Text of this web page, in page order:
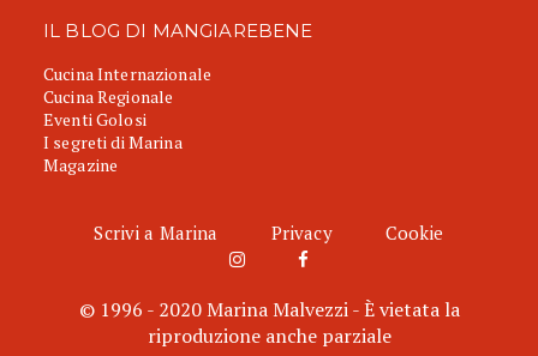
IL BLOG DI MANGIAREBENE
Cucina Internazionale
Cucina Regionale
Eventi Golosi
I segreti di Marina
Magazine
Scrivi a Marina Privacy Cookie
© 1996 - 2020 Marina Malvezzi - È vietata la
riproduzione anche parziale